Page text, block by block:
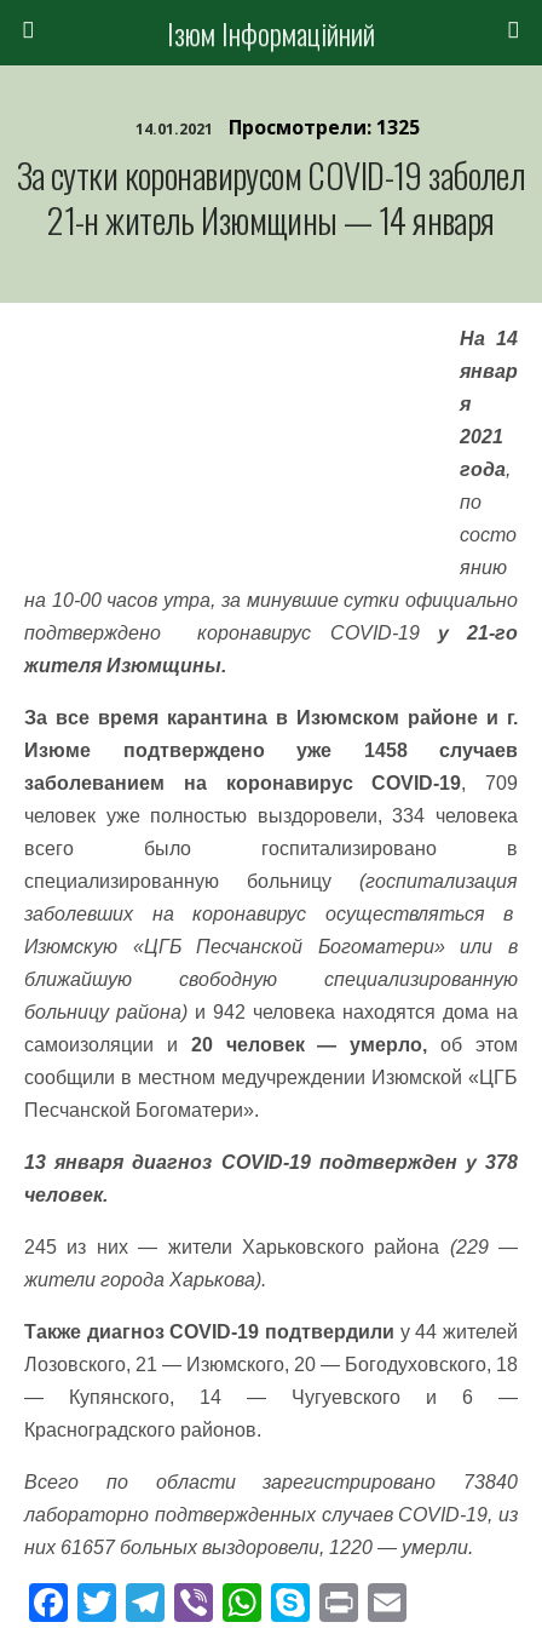
Ізюм Інформаційний
14.01.2021 Просмотрели: 1325
За сутки коронавирусом COVID-19 заболел
21-н житель Изюмщины — 14 января
На 14
январ
я
2021
года,
по
состо
янию
на 10-00 часов утра, за минувшие сутки официально
подтверждено коронавирус COVID-19у 21-го
жителя Изюмщины.
За все время карантина в Изюмском районе и г.
Изюме подтверждено уже 1458 случаев
заболеванием на коронавирус COVID-19, 709
человек уже полностью выздоровели, 334 человека
всего было госпитализировано в
специализированную больницу (госпитализация
заболевших на коронавирус осуществляться в
Изюмскую «ЦГБ Песчанской Богоматери» или в
ближайшую свободную специализированную
больницу района) и 942 человека находятся дома на
самоизоляции и 20 человек — умерло, об этом
сообщили в местном медучреждении Изюмской «ЦГБ
Песчанской Богоматери».
13 января диагноз COVID-19 подтвержден у 378
человек.
245 из них — жители Харьковского района (229 —
жители города Харькова).
Также диагноз COVID-19 подтвердили у 44 жителей
Лозовского, 21 — Изюмского, 20 — Богодуховского, 18
— Купянского, 14 — Чугуевского и 6 —
Красноградского районов.
Всего по области зарегистрировано 73840
лабораторно подтвержденных случаев СOVID-19, из
них 61657 больных выздоровели, 1220 — умерли.
F T T Vi W S Pr